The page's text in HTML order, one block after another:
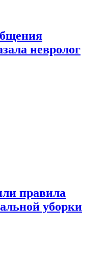
невролог
правила
уборки